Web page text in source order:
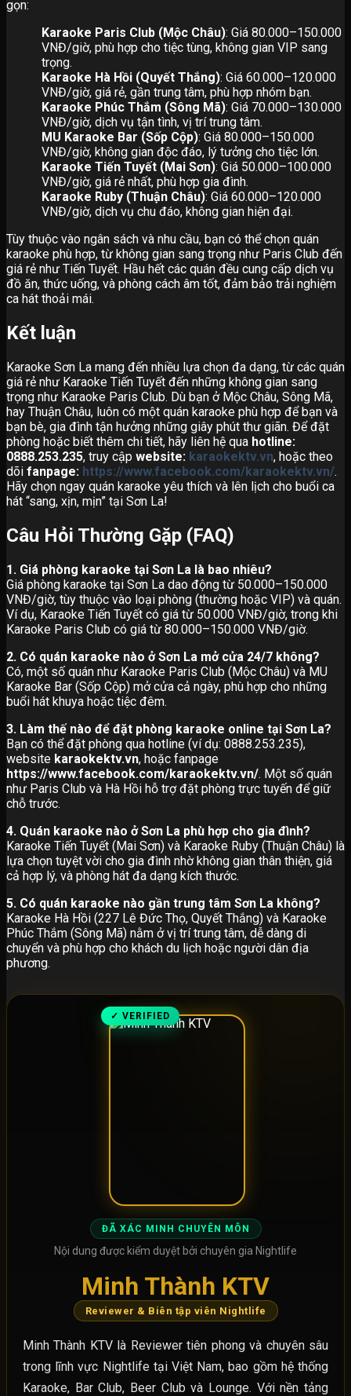
gọn:
Karaoke Paris Club (Mộc Châu): Giá 80.000–150.000
VNĐ/giờ, phù hợp cho tiệc tùng, không gian VIP sang
trọng.
Karaoke Hà Hồi (Quyết Thắng): Giá 60.000–120.000
VNĐ/giờ, giá rẻ, gần trung tâm, phù hợp nhóm bạn.
Karaoke Phúc Thắm (Sông Mã): Giá 70.000–130.000
VNĐ/giờ, dịch vụ tận tình, vị trí trung tâm.
MU Karaoke Bar (Sốp Cộp): Giá 80.000–150.000
VNĐ/giờ, không gian độc đáo, lý tưởng cho tiệc lớn.
Karaoke Tiến Tuyết (Mai Sơn): Giá 50.000–100.000
VNĐ/giờ, giá rẻ nhất, phù hợp gia đình.
Karaoke Ruby (Thuận Châu): Giá 60.000–120.000
VNĐ/giờ, dịch vụ chu đáo, không gian hiện đại.
Tùy thuộc vào ngân sách và nhu cầu, bạn có thể chọn quán
karaoke phù hợp, từ không gian sang trọng như Paris Club đến
giá rẻ như Tiến Tuyết. Hầu hết các quán đều cung cấp dịch vụ
đồ ăn, thức uống, và phòng cách âm tốt, đảm bảo trải nghiệm
ca hát thoải mái.
Kết luận
Karaoke Sơn La mang đến nhiều lựa chọn đa dạng, từ các quán
giá rẻ như Karaoke Tiến Tuyết đến những không gian sang
trọng như Karaoke Paris Club. Dù bạn ở Mộc Châu, Sông Mã,
hay Thuận Châu, luôn có một quán karaoke phù hợp để bạn và
bạn bè, gia đình tận hưởng những giây phút thư giãn. Để đặt
phòng hoặc biết thêm chi tiết, hãy liên hệ qua hotline:
0888.253.235, truy cập website: karaokektv.vn, hoặc theo
dõi fanpage: https://www.facebook.com/karaokektv.vn/.
Hãy chọn ngay quán karaoke yêu thích và lên lịch cho buổi ca
hát “sang, xịn, mịn” tại Sơn La!
Câu Hỏi Thường Gặp (FAQ)
1. Giá phòng karaoke tại Sơn La là bao nhiêu?
Giá phòng karaoke tại Sơn La dao động từ 50.000–150.000
VNĐ/giờ, tùy thuộc vào loại phòng (thường hoặc VIP) và quán.
Ví dụ, Karaoke Tiến Tuyết có giá từ 50.000 VNĐ/giờ, trong khi
Karaoke Paris Club có giá từ 80.000–150.000 VNĐ/giờ.
2. Có quán karaoke nào ở Sơn La mở cửa 24/7 không?
Có, một số quán như Karaoke Paris Club (Mộc Châu) và MU
Karaoke Bar (Sốp Cộp) mở cửa cả ngày, phù hợp cho những
buổi hát khuya hoặc tiệc đêm.
3. Làm thế nào để đặt phòng karaoke online tại Sơn La?
Bạn có thể đặt phòng qua hotline (ví dụ: 0888.253.235),
website karaokektv.vn, hoặc fanpage
https://www.facebook.com/karaokektv.vn/. Một số quán
như Paris Club và Hà Hồi hỗ trợ đặt phòng trực tuyến để giữ
chỗ trước.
4. Quán karaoke nào ở Sơn La phù hợp cho gia đình?
Karaoke Tiến Tuyết (Mai Sơn) và Karaoke Ruby (Thuận Châu) là
lựa chọn tuyệt vời cho gia đình nhờ không gian thân thiện, giá
cả hợp lý, và phòng hát đa dạng kích thước.
5. Có quán karaoke nào gần trung tâm Sơn La không?
Karaoke Hà Hồi (227 Lê Đức Thọ, Quyết Thắng) và Karaoke
Phúc Thắm (Sông Mã) nằm ở vị trí trung tâm, dễ dàng di
chuyển và phù hợp cho khách du lịch hoặc người dân địa
phương.
✓ VERIFIED
ĐÃ XÁC MINH CHUYÊN MÔN
Nội dung được kiểm duyệt bởi chuyên gia Nightlife
Minh Thành KTV
Reviewer & Biên tập viên Nightlife
Minh Thành KTV là Reviewer tiên phong và chuyên sâu
trong lĩnh vực Nightlife tại Việt Nam, bao gồm hệ thống
Karaoke, Bar Club, Beer Club và Lounge. Với nền tảng